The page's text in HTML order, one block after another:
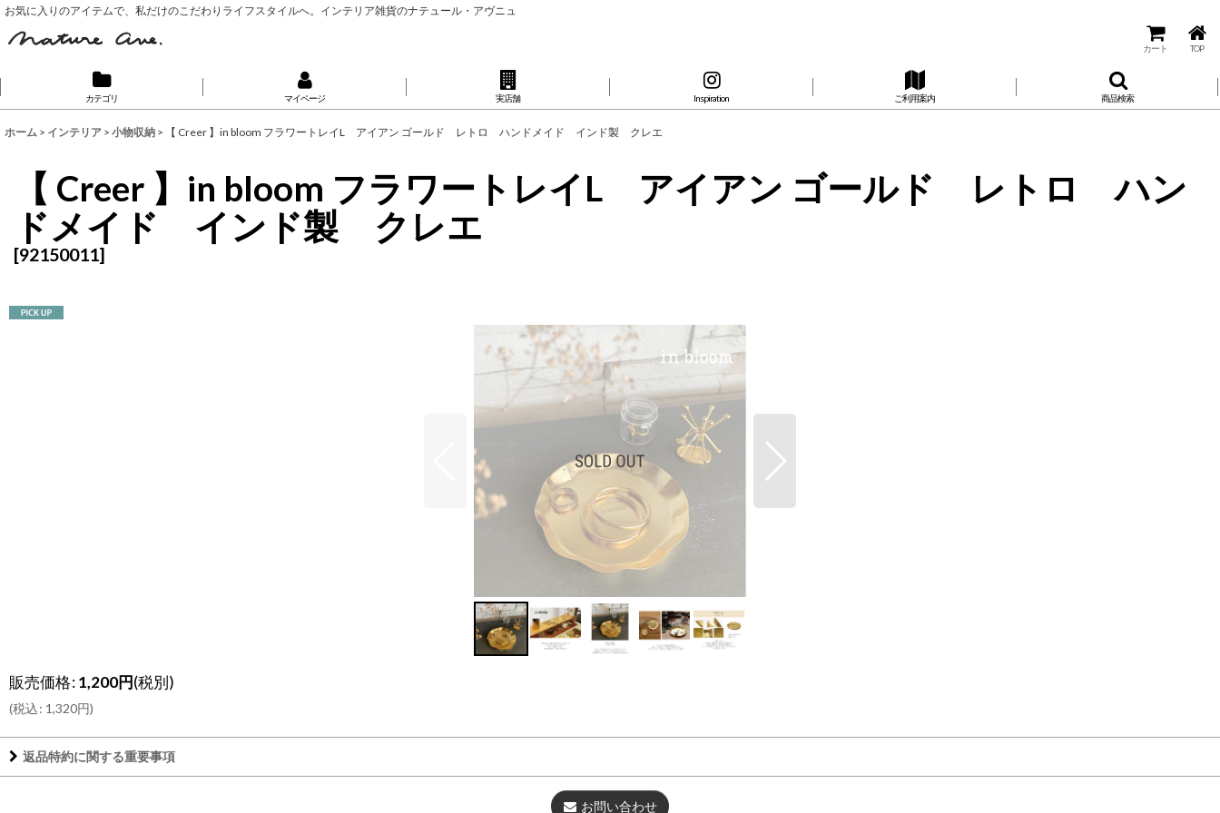
お気に入りのアイテムで、私だけのこだわりライフスタイルへ。インテリア雑貨のナテュール・アヴニュ
カート TOP
カテゴリ マイページ 実店舗 Inspiration ご利用案内 商品検索
ホーム > インテリア > 小物収納 > 【 Creer 】in bloom フラワートレイL アイアン ゴールド レトロ ハンドメイド インド製 クレエ
【 Creer 】in bloom フラワートレイL アイアン ゴールド レトロ ハン
ドメイド インド製 クレエ
[92150011]
販売価格:1,200円(税別)
(税込: 1,320円)
返品特約に関する重要事項
お問い合わせ